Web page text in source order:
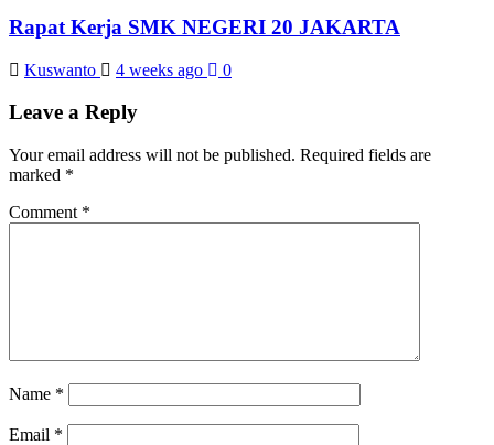
Rapat Kerja SMK NEGERI 20 JAKARTA
Kuswanto 4 weeks ago 0
Leave a Reply
Your email address will not be published. Required fields are
marked *
Comment *
Name *
Email *